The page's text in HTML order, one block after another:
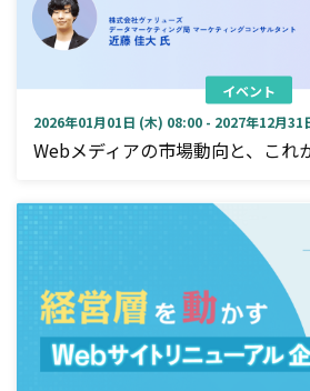
イベント
2026年01月01日 (木) 08:00 - 2027年12月31
Webメディアの市場動向と、これ